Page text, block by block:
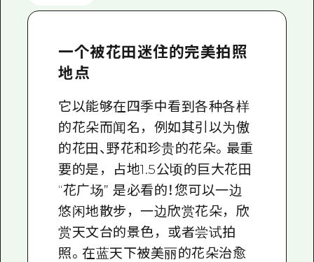
一个被花田迷住的完美拍照
地点
它以能够在四季中看到各种各样
的花朵而闻名，例如其引以为傲
的花田、野花和珍贵的花朵。最重
要的是，占地1.5公顷的巨大花田
“花广场” 是必看的！您可以一边
悠闲地散步，一边欣赏花朵，欣
赏天文台的景色，或者尝试拍
照。在蓝天下被美丽的花朵治愈